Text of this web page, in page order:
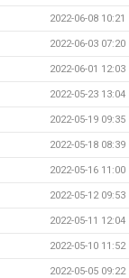
2022-06-08 10:21
2022-06-03 07:20
2022-06-01 12:03
2022-05-23 13:04
2022-05-19 09:35
2022-05-18 08:39
2022-05-16 11:00
2022-05-12 09:53
2022-05-11 12:04
2022-05-10 11:52
2022-05-05 09:22